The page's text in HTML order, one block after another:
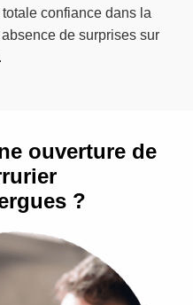
confiance dans la
de surprises sur
ouverture de
?